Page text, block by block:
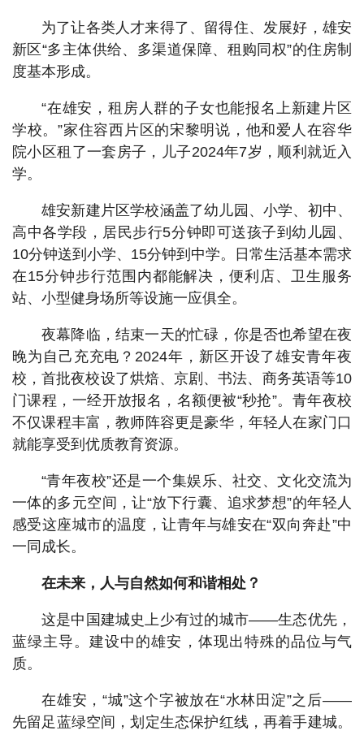
为了让各类人才来得了、留得住、发展好，雄安
新区“多主体供给、多渠道保障、租购同权”的住房制
度基本形成。
“在雄安，租房人群的子女也能报名上新建片区
学校。”家住容西片区的宋黎明说，他和爱人在容华
院小区租了一套房子，儿子2024年7岁，顺利就近入
学。
雄安新建片区学校涵盖了幼儿园、小学、初中、
高中各学段，居民步行5分钟即可送孩子到幼儿园、
10分钟送到小学、15分钟到中学。日常生活基本需求
在15分钟步行范围内都能解决，便利店、卫生服务
站、小型健身场所等设施一应俱全。
夜幕降临，结束一天的忙碌，你是否也希望在夜
晚为自己充充电？2024年，新区开设了雄安青年夜
校，首批夜校设了烘焙、京剧、书法、商务英语等10
门课程，一经开放报名，名额便被“秒抢”。青年夜校
不仅课程丰富，教师阵容更是豪华，年轻人在家门口
就能享受到优质教育资源。
“青年夜校”还是一个集娱乐、社交、文化交流为
一体的多元空间，让“放下行囊、追求梦想”的年轻人
感受这座城市的温度，让青年与雄安在“双向奔赴”中
一同成长。
在未来，人与自然如何和谐相处？
这是中国建城史上少有过的城市——生态优先，
蓝绿主导。建设中的雄安，体现出特殊的品位与气
质。
在雄安，“城”这个字被放在“水林田淀”之后——
先留足蓝绿空间，划定生态保护红线，再着手建城。